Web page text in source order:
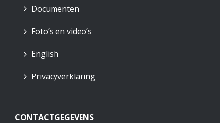
Documenten
Foto’s en video’s
English
Privacyverklaring
CONTACTGEGEVENS